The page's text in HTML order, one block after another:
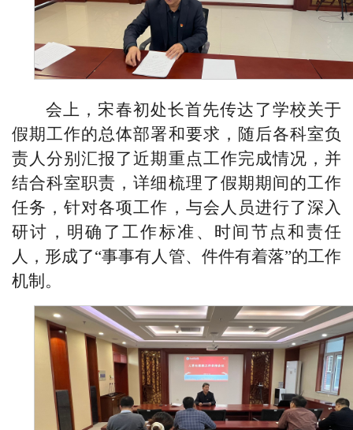
会上，宋春初处长首先传达了学校关于
假期工作的总体部署和要求，随后各科室负
责人分别汇报了近期重点工作完成情况，并
结合科室职责，详细梳理了假期期间的工作
任务，针对各项工作，与会人员进行了深入
研讨，明确了工作标准、时间节点和责任
人，形成了“事事有人管、件件有着落”的工作
机制。